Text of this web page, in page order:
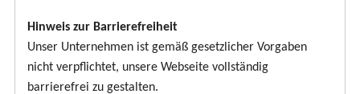
Hinweis zur Barrierefreiheit
Unser Unternehmen ist gemäß gesetzlicher Vorgaben
nicht verpflichtet, unsere Webseite vollständig
barrierefrei zu gestalten.